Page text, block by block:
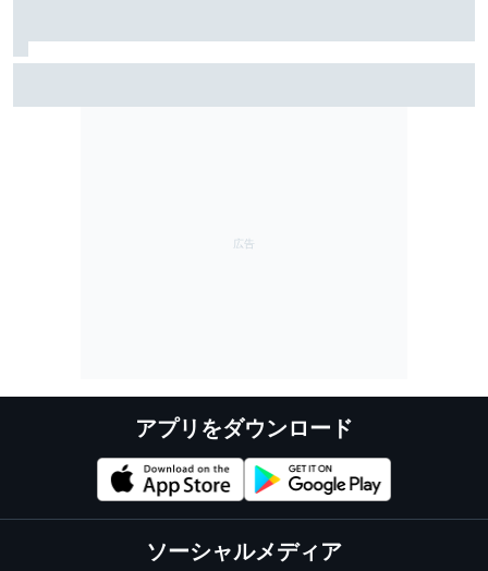
アプリをダウンロード
ソーシャルメディア